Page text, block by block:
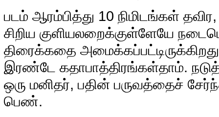
படம் ஆரம்பித்து 10 நிமிடங்கள்
சிறிய குளியலறைக்குள்ளேயே
திரைக்கதை
இரண்டே கதாபாத்திரங்கள்தாம்.
ஒரு மனிதர், பதின் பருவத்தைச்
பெண்.